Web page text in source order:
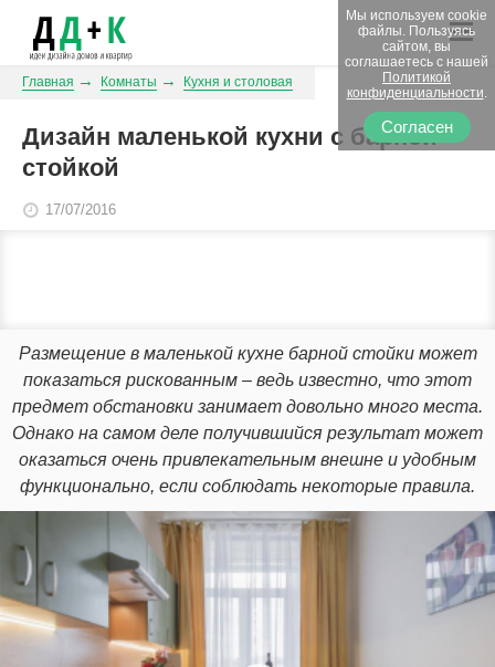
Главная Комнаты Кухня и столовая
Дизайн маленькой кухни с барной
стойкой
17/07/2016
Размещение в маленькой кухне барной стойки может
показаться рискованным – ведь известно, что этот
предмет обстановки занимает довольно много места.
Однако на самом деле получившийся результат может
оказаться очень привлекательным внешне и удобным
функционально, если соблюдать некоторые правила.
Мы используем cookie
файлы. Пользуясь
сайтом, вы
соглашаетесь с нашей
Политикой
конфиденциальности.
Согласен